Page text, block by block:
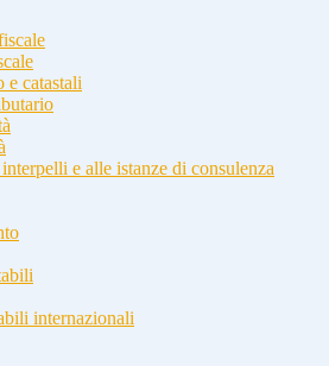
catastali
e alle istanze di consulenza
internazionali